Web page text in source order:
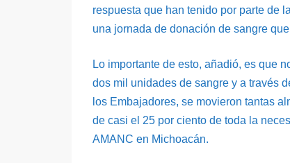
respuesta que han tenido por parte de
una jornada de donación de sangre
Lo importante de esto, añadió, es que
dos mil unidades de sangre y a través
los Embajadores, se movieron tantas
de casi el 25 por ciento de toda la
AMANC en Michoacán.